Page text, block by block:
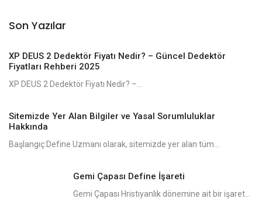
Son Yazılar
XP DEUS 2 Dedektör Fiyatı Nedir? – Güncel Dedektör
Fiyatları Rehberi 2025
XP DEUS 2 Dedektör Fiyatı Nedir? –...
Sitemizde Yer Alan Bilgiler ve Yasal Sorumluluklar
Hakkında
Başlangıç:Define Uzmanı olarak, sitemizde yer alan tüm...
Gemi Çapası Define İşareti
Gemi Çapası Hristiyanlık dönemine ait bir işaret...